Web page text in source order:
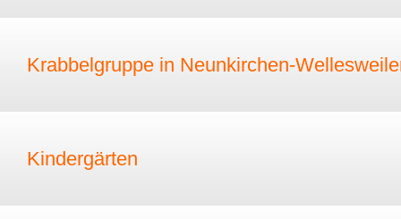
Krabbelgruppe in Neunkirchen-
Kindergärten